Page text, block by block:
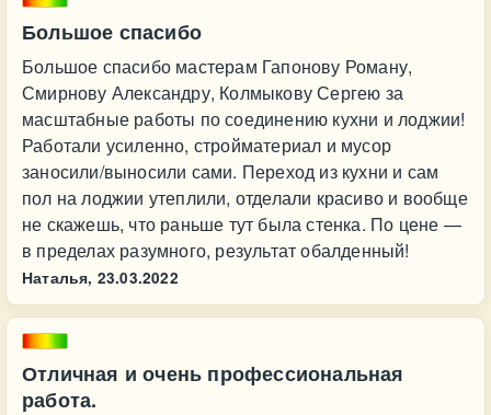
Большое спасибо
Большое спасибо мастерам Гапонову Роману,
Смирнову Александру, Колмыкову Сергею за
масштабные работы по соединению кухни и лоджии!
Работали усиленно, стройматериал и мусор
заносили/выносили сами. Переход из кухни и сам
пол на лоджии утеплили, отделали красиво и вообще
не скажешь, что раньше тут была стенка. По цене —
в пределах разумного, результат обалденный!
Наталья, 23.03.2022
Отличная и очень профессиональная
работа.